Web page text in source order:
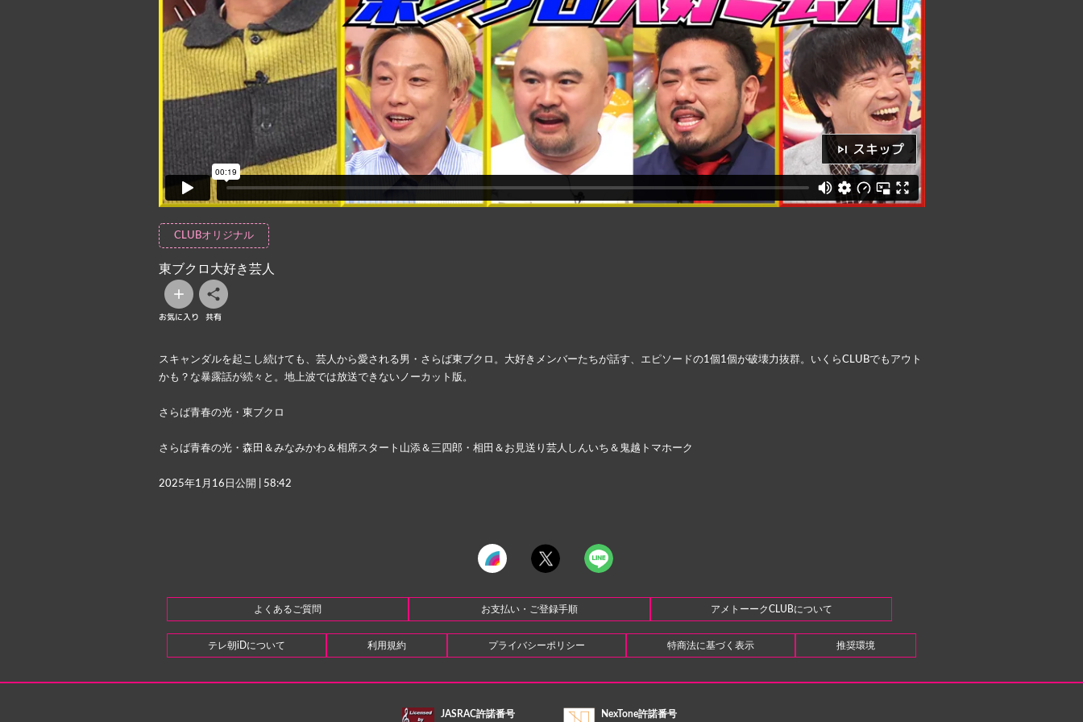
スキップ
CLUBオリジナル
東ブクロ大好き芸人
お気に入り 共有
スキャンダルを起こし続けても、芸人から愛される男・さらば東ブクロ。大好きメンバーたちが話す、エピソードの1個1個が破壊力抜群。いくらCLUBでもアウト
かも？な暴露話が続々と。地上波では放送できないノーカット版。
さらば青春の光・東ブクロ
さらば青春の光・森田＆みなみかわ＆相席スタート山添＆三四郎・相田＆お見送り芸人しんいち＆鬼越トマホーク
2025年1月16日 公開 | 58:42
よくあるご質問 お支払い・ご登録手順 アメトーークCLUBについて
テレ朝iDについて 利用規約 プライバシーポリシー 特商法に基づく表示 推奨環境
JASRAC許諾番号 NexTone許諾番号